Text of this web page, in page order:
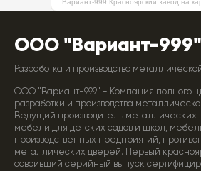
ООО "Вариант-999"
Разработка и производство
ООО "Вариант-999" - Компания полного
разработки и производства
Ведущий производитель металлических
мебели для детских садов и школ,
производственных предприятий,
металлических дверей. Первый
освоивший серийный выпуск